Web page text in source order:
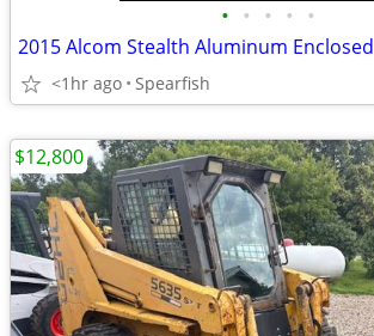
• • • • •
2015 Alcom Stealth Aluminum Enclosed
<1hr ago Spearfish
$12,800